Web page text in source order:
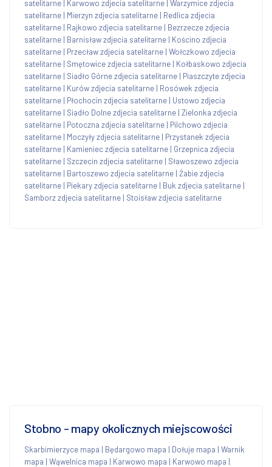
satelitarne Karwowo zdjecia satelitarne Warzymice zdjecia
satelitarne | Mierzyn zdjecia satelitarne | Redlica zdjecia
satelitarne | Rajkowo zdjecia satelitarne | Bezrzecze zdjecia
satelitarne | Barnisław zdjecia satelitarne | Kościno zdjecia
satelitarne | Przecław zdjecia satelitarne | Wołczkowo zdjecia
satelitarne | Smętowice zdjecia satelitarne | Kołbaskowo zdjecia
satelitarne | Siadło Górne zdjecia satelitarne | Piaszczyte zdjecia
satelitarne | Kurów zdjecia satelitarne | Rosówek zdjecia
satelitarne | Płochocin zdjecia satelitarne | Ustowo zdjecia
satelitarne | Siadło Dolne zdjecia satelitarne | Zielonka zdjecia
satelitarne | Potoczna zdjecia satelitarne | Pilchowo zdjecia
satelitarne | Moczyły zdjecia satelitarne | Przystanek zdjecia
satelitarne | Kamieniec zdjecia satelitarne | Grzepnica zdjecia
satelitarne | Szczecin zdjecia satelitarne | Sławoszewo zdjecia
satelitarne | Bartoszewo zdjecia satelitarne | Żabie zdjecia
satelitarne | Piekary zdjecia satelitarne | Buk zdjecia satelitarne |
Samborz zdjecia satelitarne | Stoisław zdjecia satelitarne
Stobno - mapy okolicznych miejscowości
Skarbimierzyce mapa | Będargowo mapa | Dołuje mapa | Warnik
mapa | Wąwelnica mapa | Karwowo mapa | Karwowo mapa |